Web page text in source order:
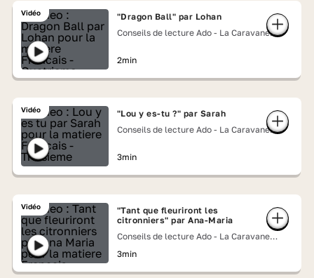
Vidéo
"Dragon Ball" par Lohan
Conseils de lecture Ado - La Caravane
2min
Vidéo
"Lou y es-tu ?" par Sarah
Conseils de lecture Ado - La Caravane
3min
Vidéo
"Tant que fleuriront les
citronniers" par Ana-Maria
Conseils de lecture Ado - La Caravane
3min